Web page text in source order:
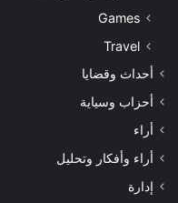
Games
Travel
أحداث وقضايا
أحزاب وسياية
أراء
أراء وأفكار وتحليل
إدارة